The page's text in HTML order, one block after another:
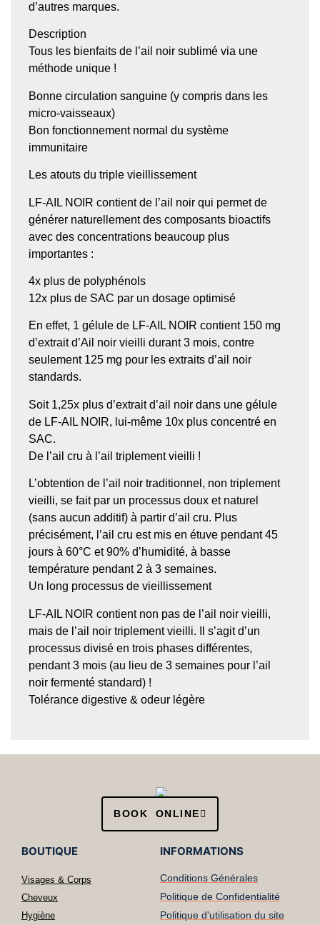
d’autres marques.
Description
Tous les bienfaits de l’ail noir sublimé via une
méthode unique !
Bonne circulation sanguine (y compris dans les
micro-vaisseaux)
Bon fonctionnement normal du système
immunitaire
Les atouts du triple vieillissement
LF-AIL NOIR contient de l’ail noir qui permet de
générer naturellement des composants bioactifs
avec des concentrations beaucoup plus
importantes :
4x plus de polyphénols
12x plus de SAC par un dosage optimisé
En effet, 1 gélule de LF-AIL NOIR contient 150 mg
d’extrait d’Ail noir vieilli durant 3 mois, contre
seulement 125 mg pour les extraits d’ail noir
standards.
Soit 1,25x plus d’extrait d’ail noir dans une gélule
de LF-AIL NOIR, lui-même 10x plus concentré en
SAC.
De l’ail cru à l’ail triplement vieilli !
L’obtention de l’ail noir traditionnel, non triplement
vieilli, se fait par un processus doux et naturel
(sans aucun additif) à partir d’ail cru. Plus
précisément, l’ail cru est mis en étuve pendant 45
jours à 60°C et 90% d’humidité, à basse
température pendant 2 à 3 semaines.
Un long processus de vieillissement
LF-AIL NOIR contient non pas de l’ail noir vieilli,
mais de l’ail noir triplement vieilli. Il s’agit d’un
processus divisé en trois phases différentes,
pendant 3 mois (au lieu de 3 semaines pour l’ail
noir fermenté standard) !
Tolérance digestive & odeur légère
BOOK ONLINE
BOUTIQUE
Visages & Corps
Cheveux
Hygiène
INFORMATIONS
Conditions Générales
Politique de Confidentialité
Politique d'utilisation du site